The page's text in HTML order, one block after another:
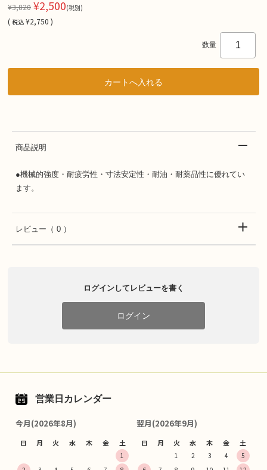
¥3,820 ¥2,500(税別)
( 税込 ¥2,750 )
数量
商品説明
●機械的強度・耐疲労性・寸法安定性・耐油・耐薬品性に優れてい
ます。
レビュー （ 0 ）
ログインしてレビューを書く
ログイン
営業日カレンダー
今月(2026年8月)
日 月 火 水 木 金 土
1
翌月(2026年9月)
日 月 火 水 木 金 土
1 2 3 4
5